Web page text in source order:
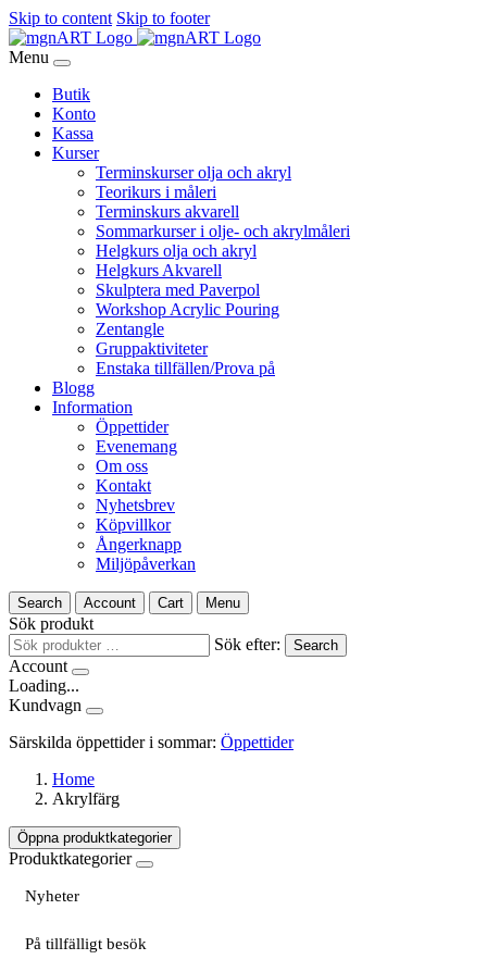
Skip to content Skip to footer
Menu
Butik
Konto
Kassa
Kurser
Terminskurser olja och akryl
Teorikurs i måleri
Terminskurs akvarell
Sommarkurser i olje- och akrylmåleri
Helgkurs olja och akryl
Helgkurs Akvarell
Skulptera med Paverpol
Workshop Acrylic Pouring
Zentangle
Gruppaktiviteter
Enstaka tillfällen/Prova på
Blogg
Information
Öppettider
Evenemang
Om oss
Kontakt
Nyhetsbrev
Köpvillkor
Ångerknapp
Miljöpåverkan
Search Account Cart Menu
Sök produkt
Sök efter:
Search
Account
Loading...
Kundvagn
Särskilda öppettider i sommar: Öppettider
Home
Akrylfärg
Öppna produktkategorier
Produktkategorier
Nyheter
På tillfälligt besök